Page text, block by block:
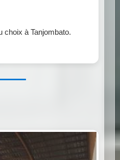
choix à Tanjombato.